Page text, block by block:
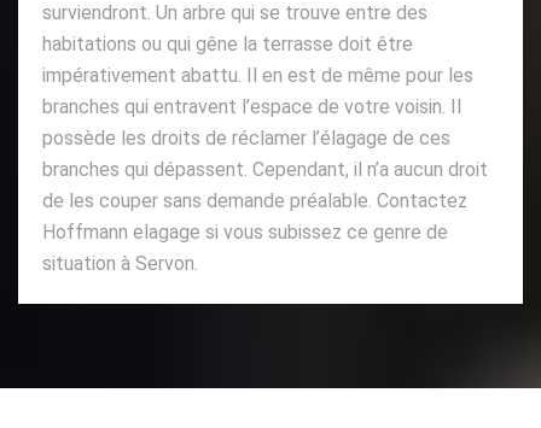
surviendront. Un arbre qui se trouve entre des
habitations ou qui gêne la terrasse doit être
impérativement abattu. Il en est de même pour les
branches qui entravent l’espace de votre voisin. Il
possède les droits de réclamer l’élagage de ces
branches qui dépassent. Cependant, il n’a aucun droit
de les couper sans demande préalable. Contactez
Hoffmann elagage si vous subissez ce genre de
situation à Servon.